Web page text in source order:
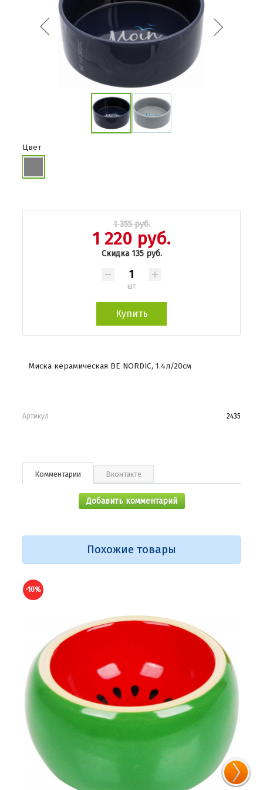
Цвет
1 355 руб.
1 220 руб.
Скидка 135 руб.
шт
Купить
Миска керамическая BE NORDIC, 1.4л/20см
Артикул 2435
Комментарии Вконтакте
Добавить комментарий
Похожие товары
-10%